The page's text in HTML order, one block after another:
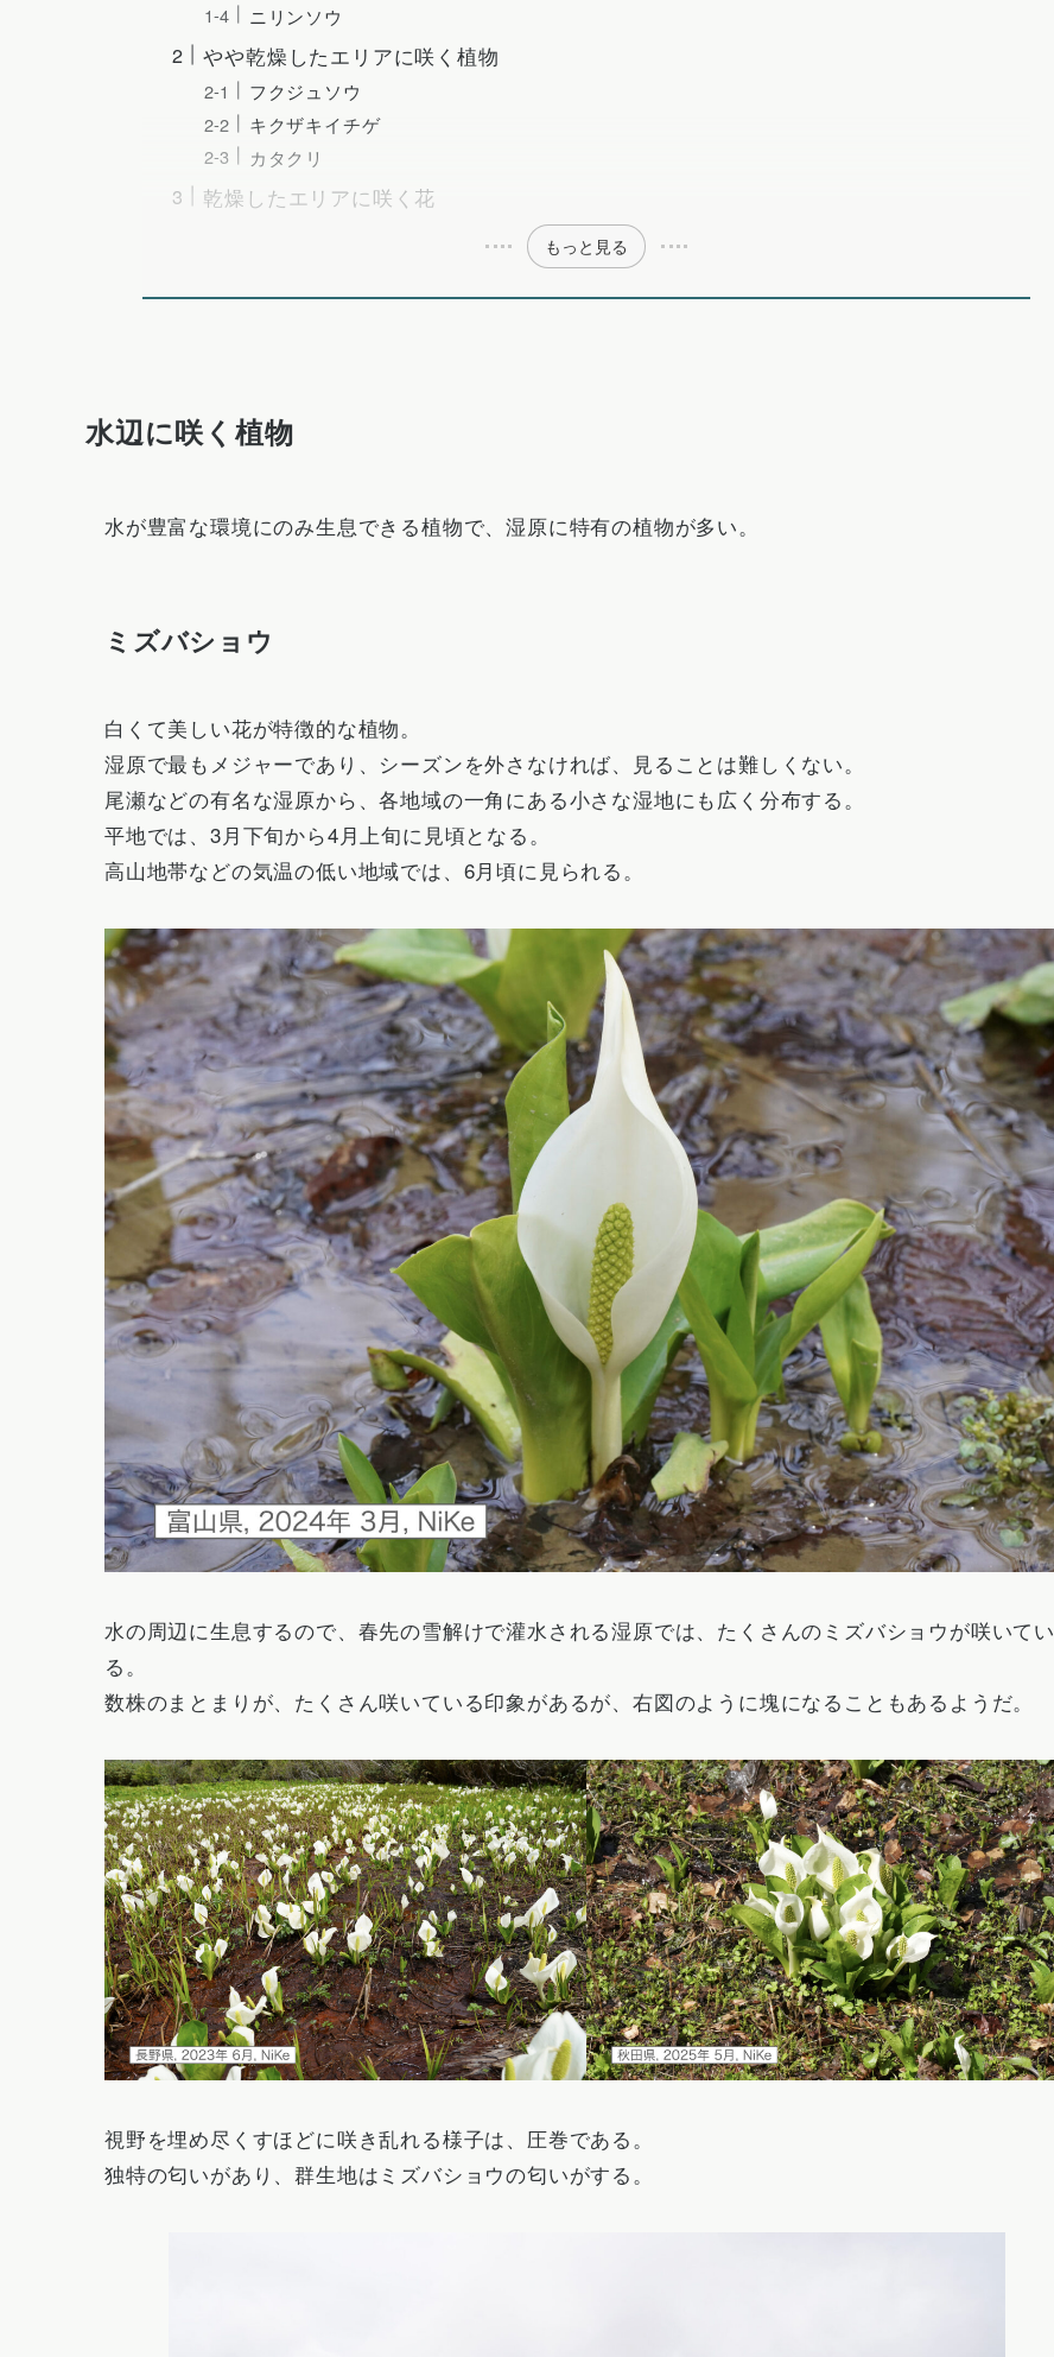
ニリンソウ
やや乾燥したエリアに咲く植物
フクジュソウ
キクザキイチゲ
カタクリ
乾燥したエリアに咲く花
もっと見る
水辺に咲く植物
水が豊富な環境にのみ生息できる植物で、湿原に特有の植物が多い。
ミズバショウ
白くて美しい花が特徴的な植物。
湿原で最もメジャーであり、シーズンを外さなければ、見ることは難しくない。
尾瀬などの有名な湿原から、各地域の一角にある小さな湿地にも広く分布する。
平地では、3月下旬から4月上旬に見頃となる。
高山地帯などの気温の低い地域では、6月頃に見られる。
水の周辺に生息するので、春先の雪解けで灌水される湿原では、たくさんのミズバショウが咲いてい
る。
数株のまとまりが、たくさん咲いている印象があるが、右図のように塊になることもあるようだ。
視野を埋め尽くすほどに咲き乱れる様子は、圧巻である。
独特の匂いがあり、群生地はミズバショウの匂いがする。